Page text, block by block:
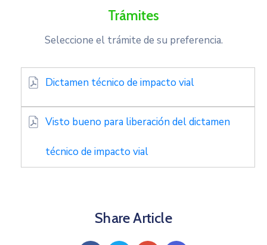
Trámites
Seleccione el trámite de su preferencia.
Dictamen técnico de impacto vial
Visto bueno para liberación del dictamen
técnico de impacto vial
Share Article